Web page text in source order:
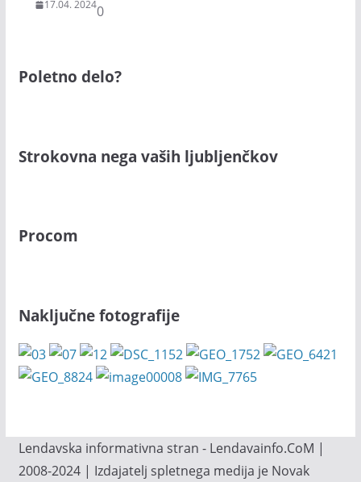
17.04. 20240
Poletno delo?
Strokovna nega vaših ljubljenčkov
Procom
Naključne fotografije
Lendavska informativna stran - Lendavainfo.CoM |
2008-2024 | Izdajatelj spletnega medija je Novak